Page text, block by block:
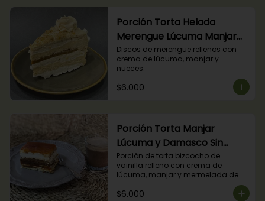
Porción Torta Helada
Merengue Lúcuma Manjar
Nuez
Discos de merengue rellenos con
crema de lúcuma, manjar y
nueces.
$6.000
Porción Torta Manjar
Lúcuma y Damasco Sin
Azúcar
Porción de torta bizcocho de
vainilla relleno con crema de
lúcuma, manjar y mermelada de
diabéticos).
$6.000